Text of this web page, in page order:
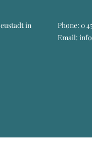
in
Phone: 0
Email: